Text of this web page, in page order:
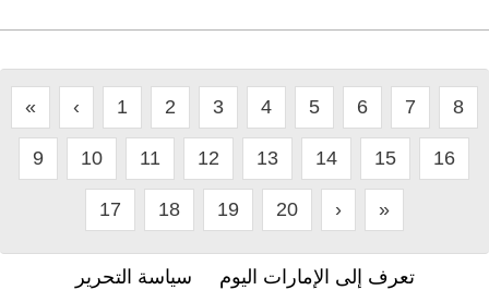
« ‹ 1 2 3 4 5 6 7 8
9 10 11 12 13 14 15 16
17 18 19 20 › »
تعرف إلى الإمارات اليوم سياسة التحرير